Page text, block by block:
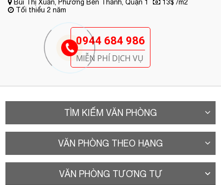
TÌM KIẾM VĂN PHÒNG
VĂN PHÒNG THEO HẠNG
A. Vị trí
Văn phòng cho thuê HDTC Building tọa lạc tại đường Bùi Thị Xuân,
HDTC Building thuộc chuỗi cao ốc văn phòng cho thuê đường Bùi Thị